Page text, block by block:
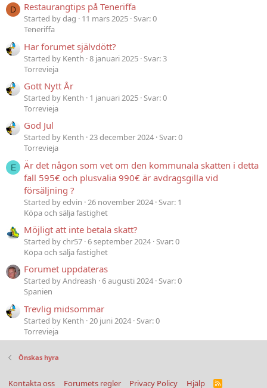
D Restaurangtips på Teneriffa
Started by dag 11 mars 2025 Svar: 0
Teneriffa
Har forumet självdött?
Started by Kenth 8 januari 2025 Svar: 3
Torrevieja
Gott Nytt År
Started by Kenth 1 januari 2025 Svar: 0
Torrevieja
God Jul
Started by Kenth 23 december 2024 Svar: 0
Torrevieja
E
Är det någon som vet om den kommunala skatten i detta
fall 595€ och plusvalia 990€ är avdragsgilla vid
försäljning ?
Started by edvin 26 november 2024 Svar: 1
Köpa och sälja fastighet
Möjligt att inte betala skatt?
Started by chr57 6 september 2024 Svar: 0
Köpa och sälja fastighet
Forumet uppdateras
Started by Andreash 6 augusti 2024 Svar: 0
Spanien
Trevlig midsommar
Started by Kenth 20 juni 2024 Svar: 0
Torrevieja
Önskas hyra
Kontakta oss Forumets regler Privacy Policy Hjälp
R